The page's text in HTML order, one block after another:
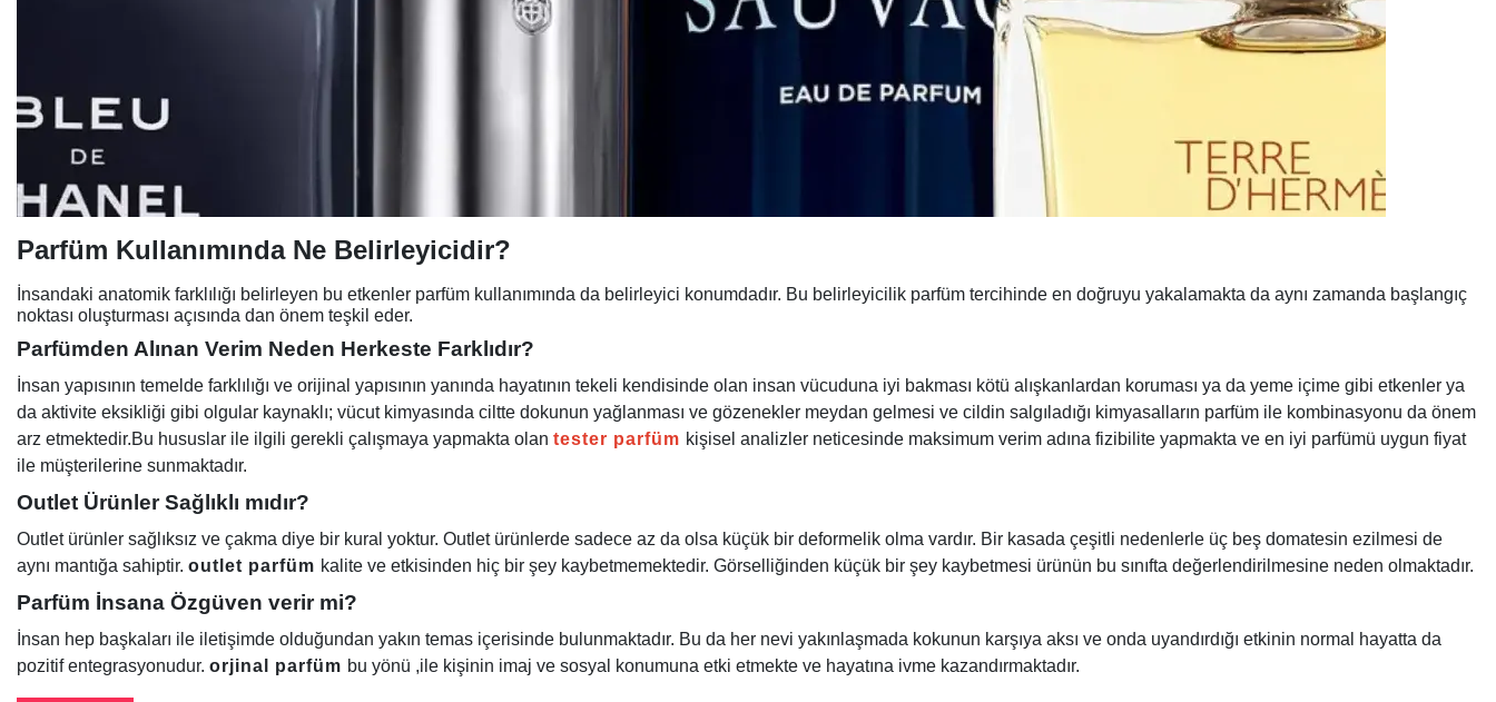
Parfüm Kullanımında Ne Belirleyicidir?
İnsandaki anatomik farklılığı belirleyen bu etkenler parfüm kullanımında da belirleyici konumdadır. Bu belirleyicilik parfüm tercihinde en doğruyu yakalamakta da aynı zamanda başlangıç
noktası oluşturması açısında dan önem teşkil eder.
Parfümden Alınan Verim Neden Herkeste Farklıdır?
İnsan yapısının temelde farklılığı ve orijinal yapısının yanında hayatının tekeli kendisinde olan insan vücuduna iyi bakması kötü alışkanlardan koruması ya da yeme içime gibi etkenler ya
da aktivite eksikliği gibi olgular kaynaklı; vücut kimyasında ciltte dokunun yağlanması ve gözenekler meydan gelmesi ve cildin salgıladığı kimyasalların parfüm ile kombinasyonu da önem
arz etmektedir.Bu hususlar ile ilgili gerekli çalışmaya yapmakta olan tester parfüm kişisel analizler neticesinde maksimum verim adına fizibilite yapmakta ve en iyi parfümü uygun fiyat
ile müşterilerine sunmaktadır.
Outlet Ürünler Sağlıklı mıdır?
Outlet ürünler sağlıksız ve çakma diye bir kural yoktur. Outlet ürünlerde sadece az da olsa küçük bir deformelik olma vardır. Bir kasada çeşitli nedenlerle üç beş domatesin ezilmesi de
aynı mantığa sahiptir. outlet parfüm kalite ve etkisinden hiç bir şey kaybetmemektedir. Görselliğinden küçük bir şey kaybetmesi ürünün bu sınıfta değerlendirilmesine neden olmaktadır.
Parfüm İnsana Özgüven verir mi?
İnsan hep başkaları ile iletişimde olduğundan yakın temas içerisinde bulunmaktadır. Bu da her nevi yakınlaşmada kokunun karşıya aksı ve onda uyandırdığı etkinin normal hayatta da
pozitif entegrasyonudur. orjinal parfüm bu yönü ,ile kişinin imaj ve sosyal konumuna etki etmekte ve hayatına ivme kazandırmaktadır.